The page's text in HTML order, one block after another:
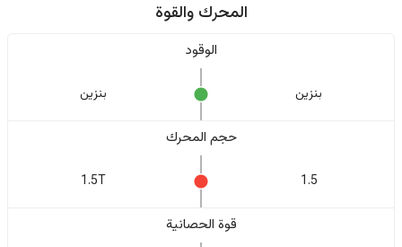
المحرك والقوة
الوقود
بنزين بنزين
حجم المحرك
1.5
1.5T
قوة الحصانية